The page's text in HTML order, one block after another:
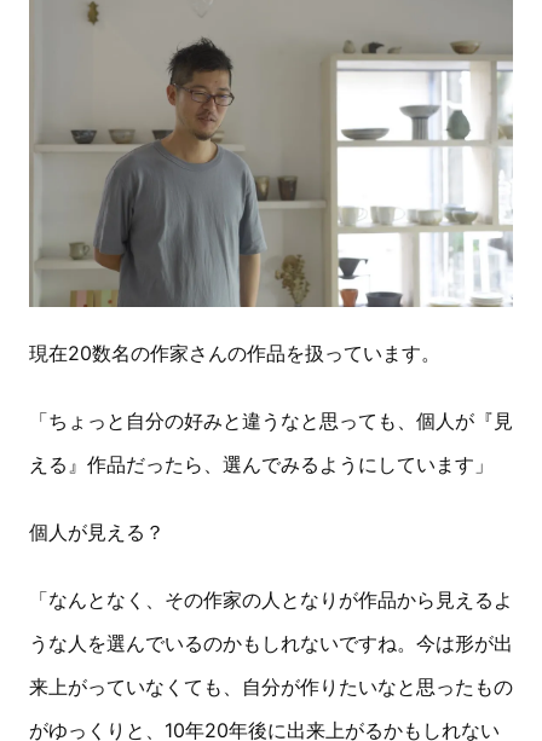
現在20数名の作家さんの作品を扱っています。
「ちょっと自分の好みと違うなと思っても、個人が『見
える』作品だったら、選んでみるようにしています」
個人が見える？
「なんとなく、その作家の人となりが作品から見えるよ
うな人を選んでいるのかもしれないですね。今は形が出
来上がっていなくても、自分が作りたいなと思ったもの
がゆっくりと、10年20年後に出来上がるかもしれない